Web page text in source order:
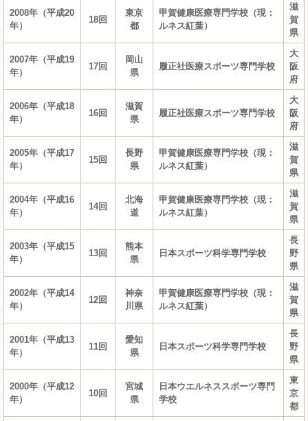
2008年（平成20
年）
18回
東京
都
甲賀健康医療専門学校（現：
ルネス紅葉）
滋
賀
県
2007年（平成19
年）
17回
岡山
県
履正社医療スポーツ専門学校
大
阪
府
2006年（平成18
年）
16回
滋賀
県
履正社医療スポーツ専門学校
大
阪
府
2005年（平成17
年）
15回
長野
県
甲賀健康医療専門学校（現：
ルネス紅葉）
滋
賀
県
2004年（平成16
年）
14回
北海
道
甲賀健康医療専門学校（現：
ルネス紅葉）
滋
賀
県
2003年（平成15
年）
13回
熊本
県
日本スポーツ科学専門学校
長
野
県
2002年（平成14
年）
12回
神奈
川県
甲賀健康医療専門学校（現：
ルネス紅葉）
滋
賀
県
2001年（平成13
年）
11回
愛知
県
日本スポーツ科学専門学校
長
野
県
2000年（平成12
年）
10回
宮城
県
日本ウエルネススポーツ専門
学校
東
京
都